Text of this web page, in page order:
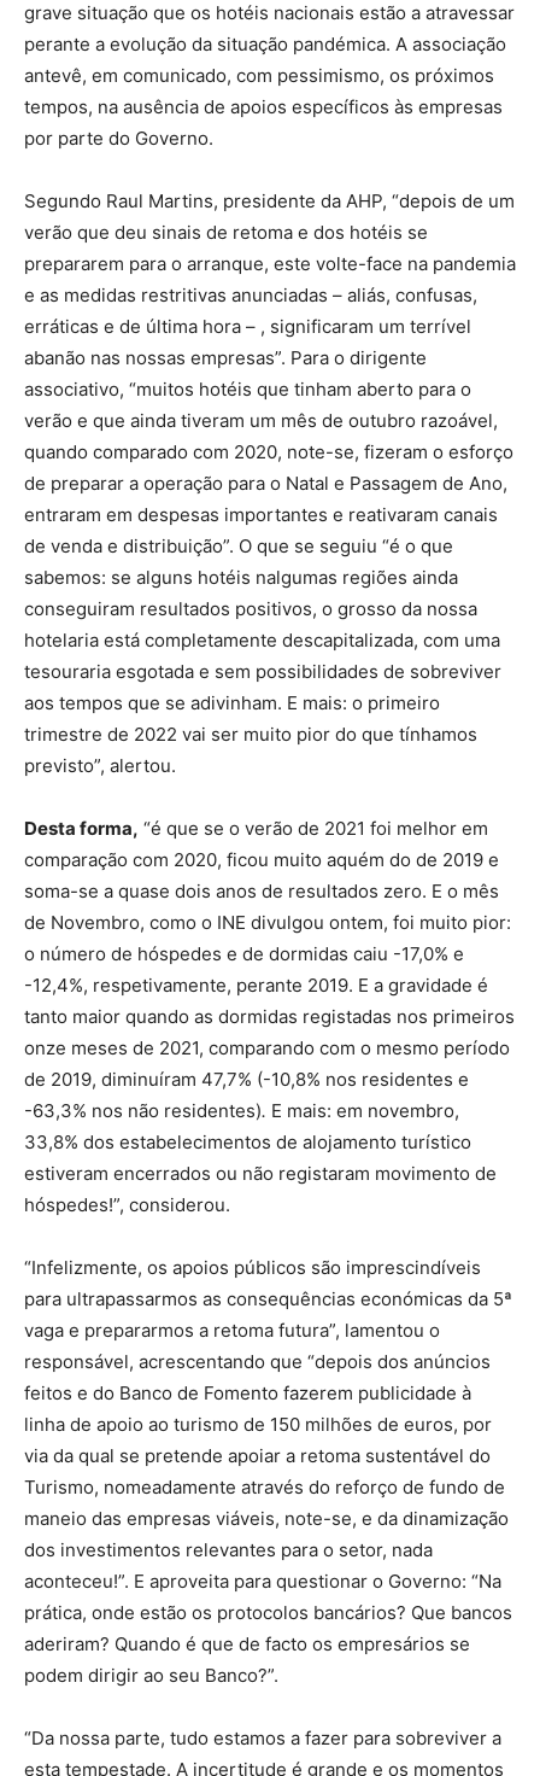
grave situação que os hotéis nacionais estão a atravessar
perante a evolução da situação pandémica. A associação
antevê, em comunicado, com pessimismo, os próximos
tempos, na ausência de apoios específicos às empresas
por parte do Governo.
Segundo Raul Martins, presidente da AHP, “depois de um
verão que deu sinais de retoma e dos hotéis se
prepararem para o arranque, este volte-face na pandemia
e as medidas restritivas anunciadas – aliás, confusas,
erráticas e de última hora – , significaram um terrível
abanão nas nossas empresas”. Para o dirigente
associativo, “muitos hotéis que tinham aberto para o
verão e que ainda tiveram um mês de outubro razoável,
quando comparado com 2020, note-se, fizeram o esforço
de preparar a operação para o Natal e Passagem de Ano,
entraram em despesas importantes e reativaram canais
de venda e distribuição”. O que se seguiu “é o que
sabemos: se alguns hotéis nalgumas regiões ainda
conseguiram resultados positivos, o grosso da nossa
hotelaria está completamente descapitalizada, com uma
tesouraria esgotada e sem possibilidades de sobreviver
aos tempos que se adivinham. E mais: o primeiro
trimestre de 2022 vai ser muito pior do que tínhamos
previsto”, alertou.
Desta forma, “é que se o verão de 2021 foi melhor em
comparação com 2020, ficou muito aquém do de 2019 e
soma-se a quase dois anos de resultados zero. E o mês
de Novembro, como o INE divulgou ontem, foi muito pior:
o número de hóspedes e de dormidas caiu -17,0% e
-12,4%, respetivamente, perante 2019. E a gravidade é
tanto maior quando as dormidas registadas nos primeiros
onze meses de 2021, comparando com o mesmo período
de 2019, diminuíram 47,7% (-10,8% nos residentes e
-63,3% nos não residentes). E mais: em novembro,
33,8% dos estabelecimentos de alojamento turístico
estiveram encerrados ou não registaram movimento de
hóspedes!”, considerou.
“Infelizmente, os apoios públicos são imprescindíveis
para ultrapassarmos as consequências económicas da 5ª
vaga e prepararmos a retoma futura”, lamentou o
responsável, acrescentando que “depois dos anúncios
feitos e do Banco de Fomento fazerem publicidade à
linha de apoio ao turismo de 150 milhões de euros, por
via da qual se pretende apoiar a retoma sustentável do
Turismo, nomeadamente através ​do reforço de fundo de
maneio das empresas viáveis, note-se, e da dinamização
dos investimentos relevantes para o setor, nada
aconteceu!”. E aproveita para questionar o Governo: “Na
prática, onde estão os protocolos bancários? Que bancos
aderiram? Quando é que de facto os empresários se
podem dirigir ao seu Banco?”.
“Da nossa parte, tudo estamos a fazer para sobreviver a
esta tempestade. A incertitude é grande e os momentos